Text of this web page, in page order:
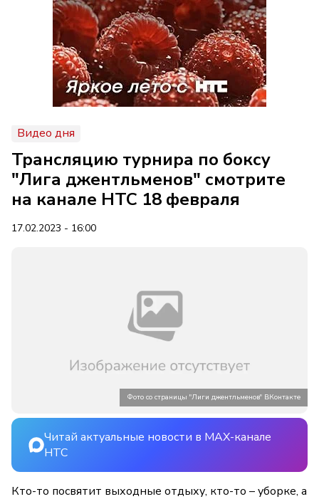
Видео дня
Трансляцию турнира по боксу
"Лига джентльменов" смотрите
на канале НТС 18 февраля
17.02.2023 - 16:00
Фото со страницы "Лиги джентльменов" ВКонтакте
Читай актуальные новости в MAX-канале
НТС
Кто-то посвятит выходные отдыху, кто-то – уборке, а